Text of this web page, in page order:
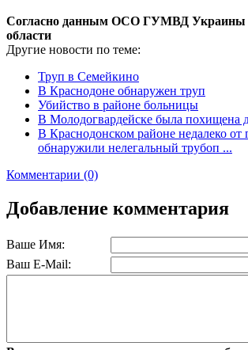
Согласно данным ОСО ГУМВД Украины
области
Другие новости по теме:
Труп в Семейкино
В Краснодоне обнаружен труп
Убийство в районе больницы
В Молодогвардейске была похищена
В Краснодонском районе недалеко от
обнаружили нелегальный трубоп ...
Комментарии (0)
Добавление комментария
Ваше Имя:
Ваш E-Mail: